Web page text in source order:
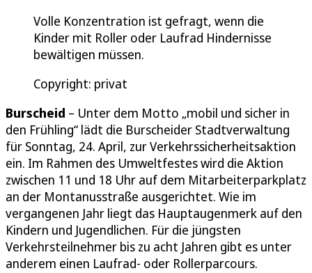
Volle Konzentration ist gefragt, wenn die
Kinder mit Roller oder Laufrad Hindernisse
bewältigen müssen.
Copyright: privat
Burscheid – Unter dem Motto „mobil und sicher in
den Frühling“ lädt die Burscheider Stadtverwaltung
für Sonntag, 24. April, zur Verkehrssicherheitsaktion
ein. Im Rahmen des Umweltfestes wird die Aktion
zwischen 11 und 18 Uhr auf dem Mitarbeiterparkplatz
an der Montanusstraße ausgerichtet. Wie im
vergangenen Jahr liegt das Hauptaugenmerk auf den
Kindern und Jugendlichen. Für die jüngsten
Verkehrsteilnehmer bis zu acht Jahren gibt es unter
anderem einen Laufrad- oder Rollerparcours.